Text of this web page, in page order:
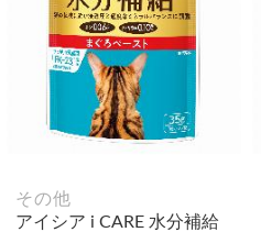
その他
アイシア i CARE 水分補給